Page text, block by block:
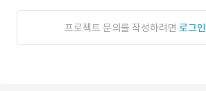
프로젝트 문의를 작성하려면 로그인